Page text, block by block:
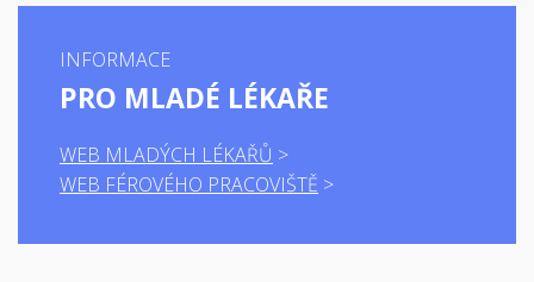
INFORMACE
PRO MLADÉ LÉKAŘE
WEB MLADÝCH LÉKAŘŮ
WEB FÉROVÉHO PRACOVIŠTĚ